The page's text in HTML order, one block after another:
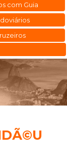
com Guia